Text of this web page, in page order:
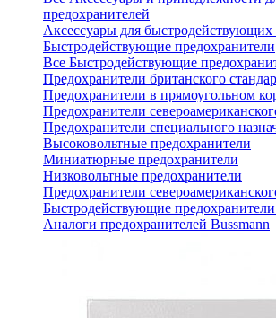
предохранителей
Аксессуары для быстродействующих
Быстродействующие предохранители
Все Быстродействующие
Предохранители британского
Предохранители в прямоугольном
Предохранители
Предохранители специального
Высоковольтные предохранители
Миниатюрные предохранители
Низковольтные предохранители
Предохранители
Быстродействующие
Аналоги предохранителей Bussmann